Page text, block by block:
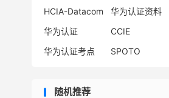
HCIA-Datacom
华为认证资料
华为认证
CCIE
华为认证考点
SPOTO
随机推荐